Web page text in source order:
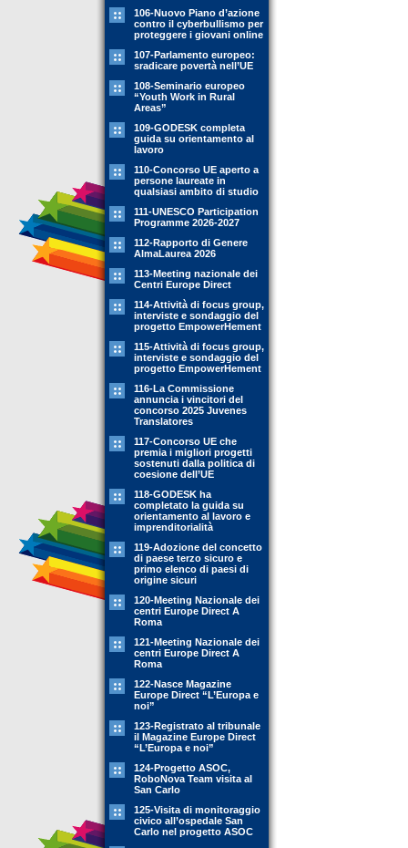
106-Nuovo Piano d’azione
contro il cyberbullismo per
proteggere i giovani online
107-Parlamento europeo:
sradicare povertà nell’UE
108-Seminario europeo
“Youth Work in Rural
Areas”
109-GODESK completa
guida su orientamento al
lavoro
110-Concorso UE aperto a
persone laureate in
qualsiasi ambito di studio
111-UNESCO Participation
Programme 2026-2027
112-Rapporto di Genere
AlmaLaurea 2026
113-Meeting nazionale dei
Centri Europe Direct
114-Attività di focus group,
interviste e sondaggio del
progetto EmpowerHement
115-Attività di focus group,
interviste e sondaggio del
progetto EmpowerHement
116-La Commissione
annuncia i vincitori del
concorso 2025 Juvenes
Translatores
117-Concorso UE che
premia i migliori progetti
sostenuti dalla politica di
coesione dell’UE
118-GODESK ha
completato la guida su
orientamento al lavoro e
imprenditorialità
119-Adozione del concetto
di paese terzo sicuro e
primo elenco di paesi di
origine sicuri
120-Meeting Nazionale dei
centri Europe Direct A
Roma
121-Meeting Nazionale dei
centri Europe Direct A
Roma
122-Nasce Magazine
Europe Direct “L’Europa e
noi”
123-Registrato al tribunale
il Magazine Europe Direct
“L’Europa e noi”
124-Progetto ASOC,
RoboNova Team visita al
San Carlo
125-Visita di monitoraggio
civico all’ospedale San
Carlo nel progetto ASOC